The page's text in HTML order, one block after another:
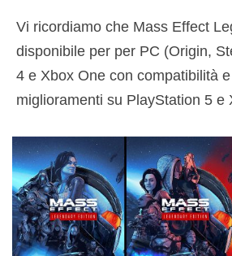
Vi ricordiamo che Mass Effect
disponibile per per PC (Origin,
4 e Xbox One con compatibilità
miglioramenti su PlayStation 5 e